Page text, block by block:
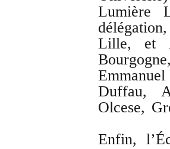
Lumière
Lille, et
Duffau,
Olcese,
Enfin,